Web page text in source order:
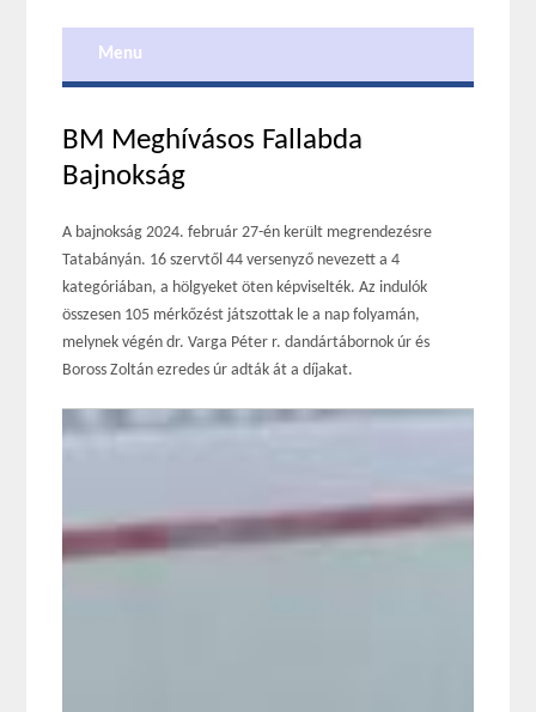
Menu
BM Meghívásos Fallabda
Bajnokság
A bajnokság 2024. február 27-én került megrendezésre
Tatabányán. 16 szervtől 44 versenyző nevezett a 4
kategóriában, a hölgyeket öten képviselték. Az indulók
összesen 105 mérkőzést játszottak le a nap folyamán,
melynek végén dr. Varga Péter r. dandártábornok úr és
Boross Zoltán ezredes úr adták át a díjakat.